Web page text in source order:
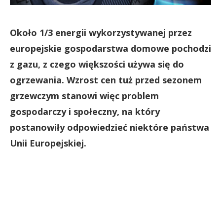
Około 1/3 energii wykorzystywanej przez
europejskie gospodarstwa domowe pochodzi
z gazu, z czego większości używa się do
ogrzewania. Wzrost cen tuż przed sezonem
grzewczym stanowi więc problem
gospodarczy i społeczny, na który
postanowiły odpowiedzieć niektóre państwa
Unii Europejskiej.